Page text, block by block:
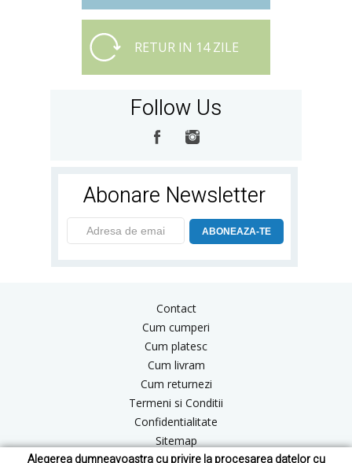
Alegerea dumneavoastra cu privire la procesarea datelor cu
RETUR IN 14 ZILE
Follow Us
Abonare Newsletter
ABONEAZA-TE
Contact
Cum cumperi
Cum platesc
Cum livram
Cum returnezi
Termeni si Conditii
Confidentialitate
Sitemap
Blog